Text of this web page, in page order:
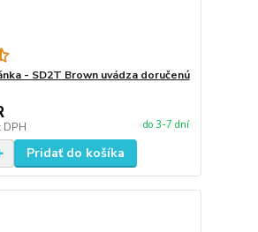
- SD2T Brown uvádza doručenú
DPH do 3-7 dní
Pridať do košíka